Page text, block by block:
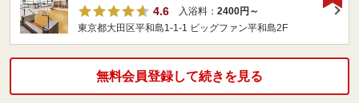
4.6
入浴料： 2400円～
東京都大田区平和島1-1-1 ビッグファン平和島2F
無料会員登録して続きを見る